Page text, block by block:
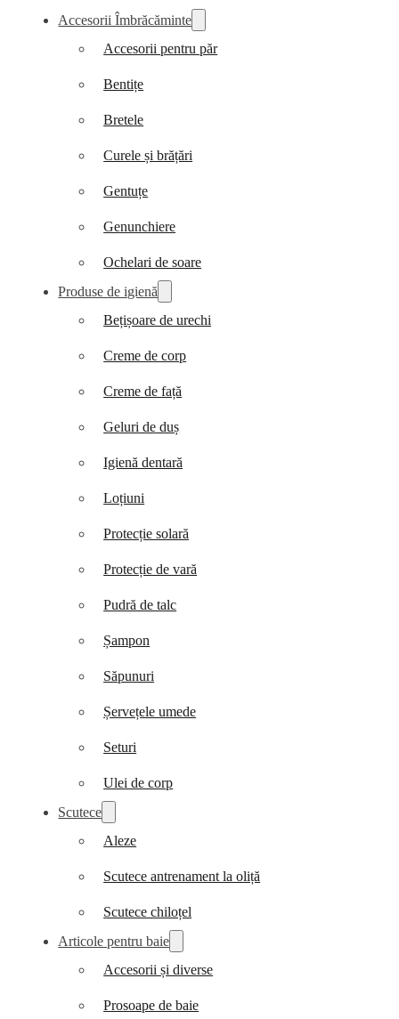
Accesorii Îmbrăcăminte
Accesorii pentru păr
Bentițe
Bretele
Curele și brățări
Gentuțe
Genunchiere
Ochelari de soare
Produse de igienă
Bețișoare de urechi
Creme de corp
Creme de față
Geluri de duș
Igienă dentară
Loțiuni
Protecție solară
Protecție de vară
Pudră de talc
Șampon
Săpunuri
Șervețele umede
Seturi
Ulei de corp
Scutece
Aleze
Scutece antrenament la oliță
Scutece chiloțel
Articole pentru baie
Accesorii și diverse
Prosoape de baie